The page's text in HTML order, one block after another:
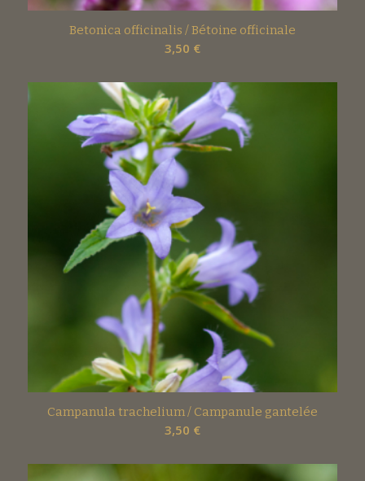
Betonica officinalis / Bétoine officinale
3,50 €
Campanula trachelium / Campanule gantelée
3,50 €